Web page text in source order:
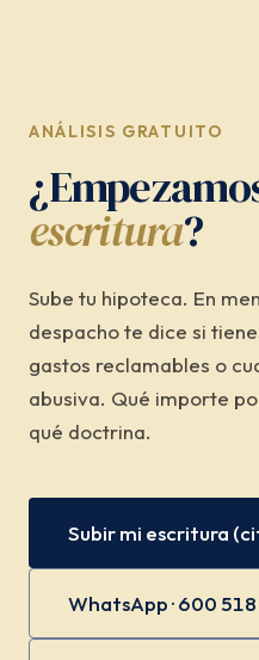
ANÁLISIS GRATUITO
escritura?
Sube tu hipoteca. En
despacho te dice si
gastos reclamables o
abusiva. Qué importe
qué doctrina.
Subir mi escritura
WhatsApp · 600